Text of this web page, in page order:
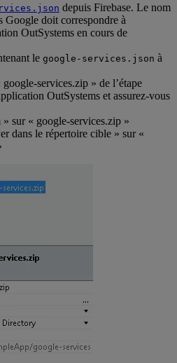
depuis Firebase. Le nom
Google doit correspondre à
OutSystems en cours de
le google-services.json à
services.zip » de l’étape
OutSystems et assurez-vous
sur « google-services.zip »
dans le répertoire cible » sur «